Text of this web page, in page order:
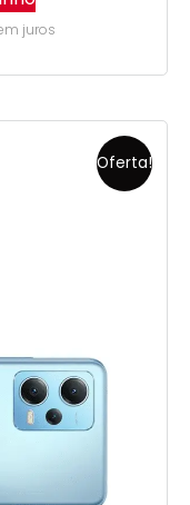
juros
Oferta!